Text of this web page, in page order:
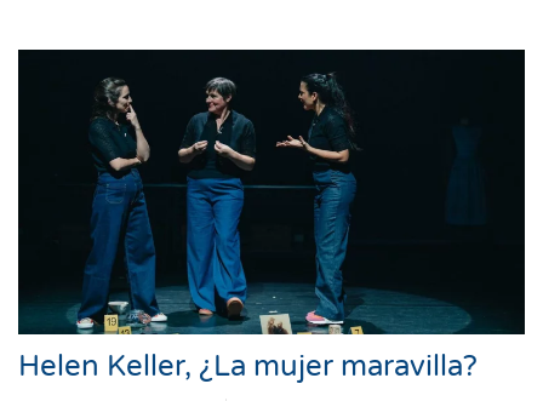
Helen Keller, ¿La mujer maravilla?